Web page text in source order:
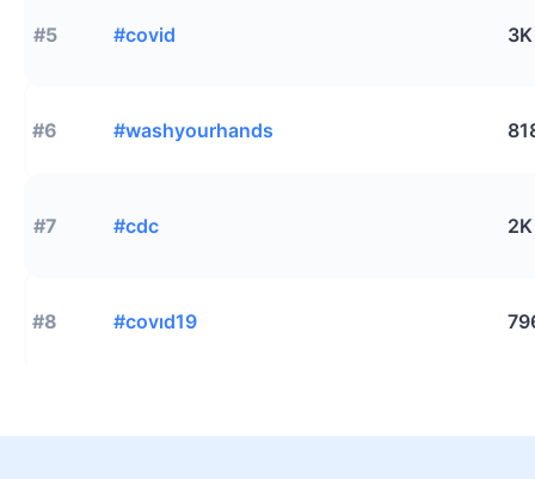
#5 #covid 3K
#6 #washyourhands
#7 #cdc 2K
#8 #covıd19